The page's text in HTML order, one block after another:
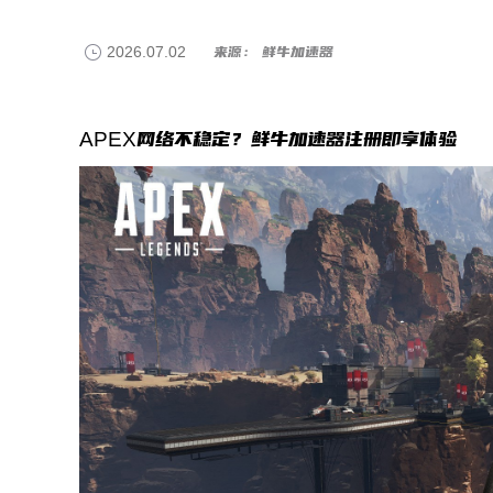
2026.07.02 来源： 鲜牛加速器
APEX网络不稳定？鲜牛加速器注册即享体验